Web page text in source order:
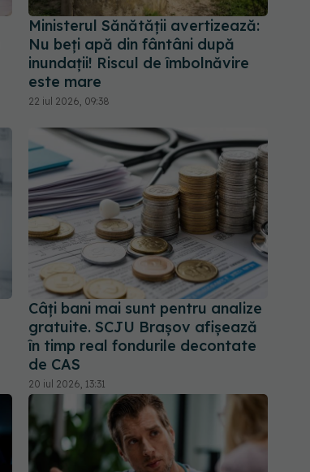
Ministerul Sănătății avertizează:
Nu beți apă din fântâni după
inundații! Riscul de îmbolnăvire
este mare
22 iul 2026, 09:38
Câți bani mai sunt pentru analize
gratuite. SCJU Brașov afișează
în timp real fondurile decontate
de CAS
20 iul 2026, 13:31